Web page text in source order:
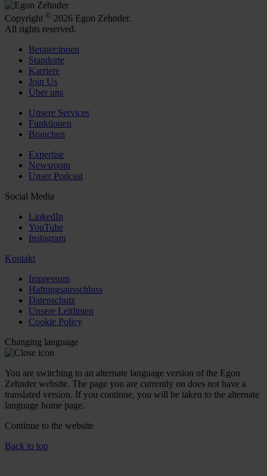
Copyright © 2026 Egon Zehnder.
All rights reserved.
Berater:innen
Standorte
Karriere
Join Us
Über uns
Unsere Services
Funktionen
Branchen
Expertise
Newsroom
Unser Podcast
Social Media
LinkedIn
YouTube
Instagram
Kontakt
Impressum
Haftungsausschluss
Datenschutz
Unsere Leitlinien
Cookie Policy
Changing language
You are switching to an alternate language version of the Egon
Zehnder website. The page you are currently on does not have a
translated version. If you continue, you will be taken to the alternate
language home page.
Continue to the website
Back to top